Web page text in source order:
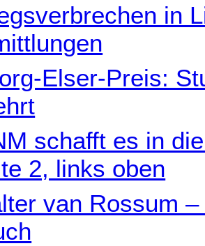
in
Elser-Preis:
schafft es in
2, links oben
van Rossum